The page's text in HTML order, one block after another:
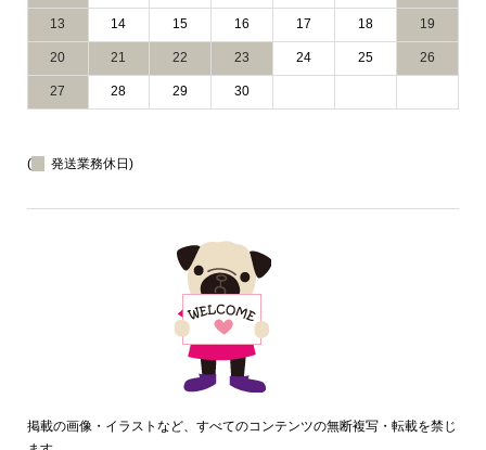
13 14 15 16 17 18 19
20 21 22 23 24 25 26
27 28 29 30
( 発送業務休日)
掲載の画像・イラストなど、すべてのコンテンツの無断複写・転載を禁じ